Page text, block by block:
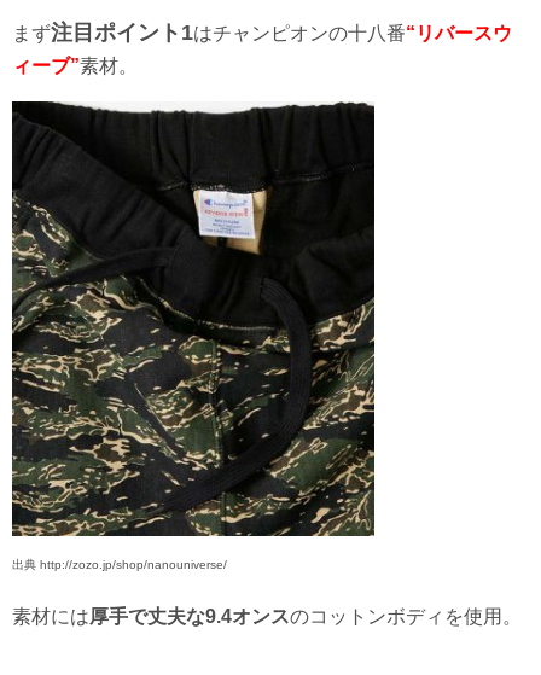
まず注目ポイント1はチャンピオンの十八番“リバースウ
ィーブ”素材。
出典 http://zozo.jp/shop/nanouniverse/
素材には厚手で丈夫な9.4オンスのコットンボディを使用。